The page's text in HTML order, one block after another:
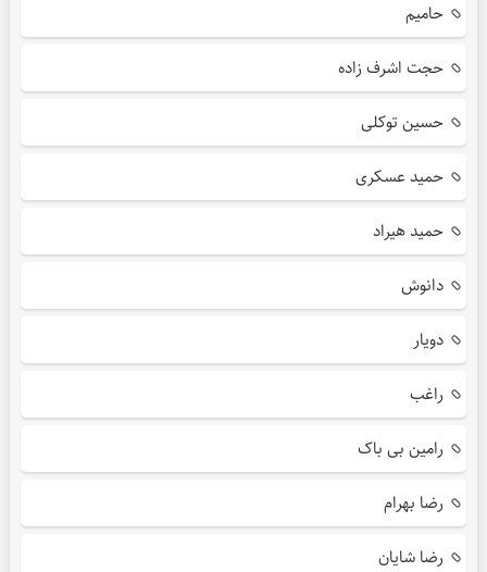
حامیم
حجت اشرف زاده
حسین توکلی
حمید عسکری
حمید هیراد
دانوش
دویار
راغب
رامین بی باک
رضا بهرام
رضا شایان